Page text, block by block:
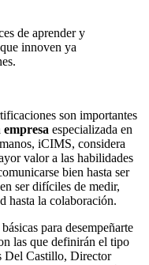
de aprender y
innoven ya
son importantes
empresa especializada en
iCIMS, considera
valor a las habilidades
bien hasta ser
ser difíciles de medir,
hasta la colaboración.
para desempeñarte
las que definirán el tipo
Del Castillo, Director